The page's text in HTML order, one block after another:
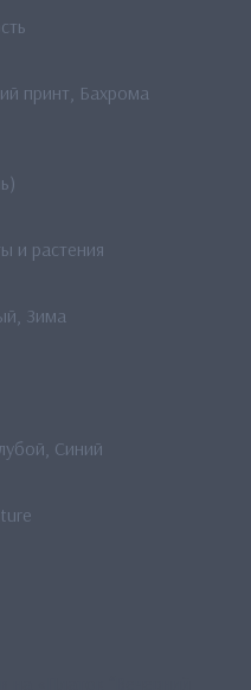
принт, Бахрома
и растения
Зима
Синий